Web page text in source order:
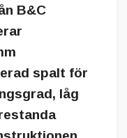
B&C
spalt för
låg